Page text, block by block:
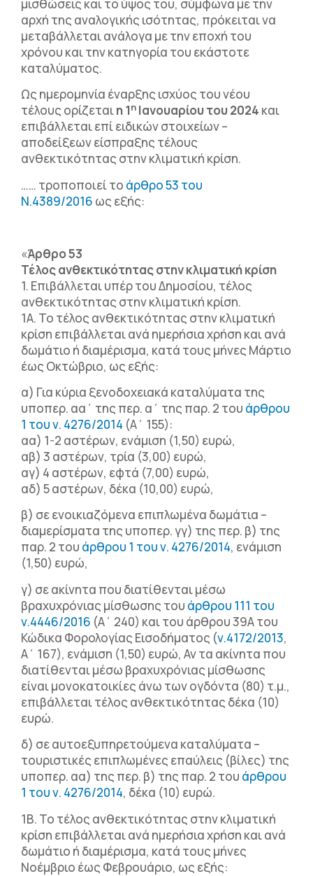
μισθώσεις και το ύψος του, σύμφωνα με την
αρχή της αναλογικής ισότητας, πρόκειται να
μεταβάλλεται ανάλογα με την εποχή του
χρόνου και την κατηγορία του εκάστοτε
καταλύματος.
Ως ημερομηνία έναρξης ισχύος του νέου
τέλους ορίζεταιη 1η Ιανουαρίου του 2024 και
επιβάλλεται επί ειδικών στοιχείων –
αποδείξεων είσπραξης τέλους
ανθεκτικότητας στην κλιματική κρίση.
…… τροποποιεί το άρθρο 53 του
Ν.4389/2016 ως εξής:
«Άρθρο 53
Τέλος ανθεκτικότητας στην κλιματική κρίση
1. Επιβάλλεται υπέρ του Δημοσίου, τέλος
ανθεκτικότητας στην κλιματική κρίση.
1Α. Το τέλος ανθεκτικότητας στην κλιματική
κρίση επιβάλλεται ανά ημερήσια χρήση και ανά
δωμάτιο ή διαμέρισμα, κατά τους μήνες Μάρτιο
έως Οκτώβριο, ως εξής:
α) Για κύρια ξενοδοχειακά καταλύματα της
υποπερ. αα΄ της περ. α΄ της παρ. 2 του άρθρου
1 του ν. 4276/2014 (Α΄ 155):
αα) 1-2 αστέρων, ενάμιση (1,50) ευρώ,
αβ) 3 αστέρων, τρία (3,00) ευρώ,
αγ) 4 αστέρων, εφτά (7,00) ευρώ,
αδ) 5 αστέρων, δέκα (10,00) ευρώ,
β) σε ενοικιαζόμενα επιπλωμένα δωμάτια –
διαμερίσματα της υποπερ. γγ) της περ. β) της
παρ. 2 του άρθρου 1 του ν. 4276/2014, ενάμιση
(1,50) ευρώ,
γ) σε ακίνητα που διατίθενται μέσω
βραχυχρόνιας μίσθωσης του άρθρου 111 του
ν.4446/2016 (Α΄ 240) και του άρθρου 39Α του
Κώδικα Φορολογίας Εισοδήματος (ν.4172/2013,
Α΄ 167), ενάμιση (1,50) ευρώ, Αν τα ακίνητα που
διατίθενται μέσω βραχυχρόνιας μίσθωσης
είναι μονοκατοικίες άνω των ογδόντα (80) τ.μ.,
επιβάλλεται τέλος ανθεκτικότητας δέκα (10)
ευρώ.
δ) σε αυτοεξυπηρετούμενα καταλύματα –
τουριστικές επιπλωμένες επαύλεις (βίλες) της
υποπερ. αα) της περ. β) της παρ. 2 του άρθρου
1 του ν. 4276/2014, δέκα (10) ευρώ.
1Β. Το τέλος ανθεκτικότητας στην κλιματική
κρίση επιβάλλεται ανά ημερήσια χρήση και ανά
δωμάτιο ή διαμέρισμα, κατά τους μήνες
Νοέμβριο έως Φεβρουάριο, ως εξής: